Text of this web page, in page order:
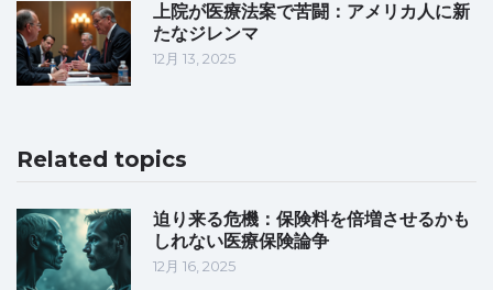
上院が医療法案で苦闘：アメリカ人に新
たなジレンマ
12月 13, 2025
Related topics
迫り来る危機：保険料を倍増させるかも
しれない医療保険論争
12月 16, 2025